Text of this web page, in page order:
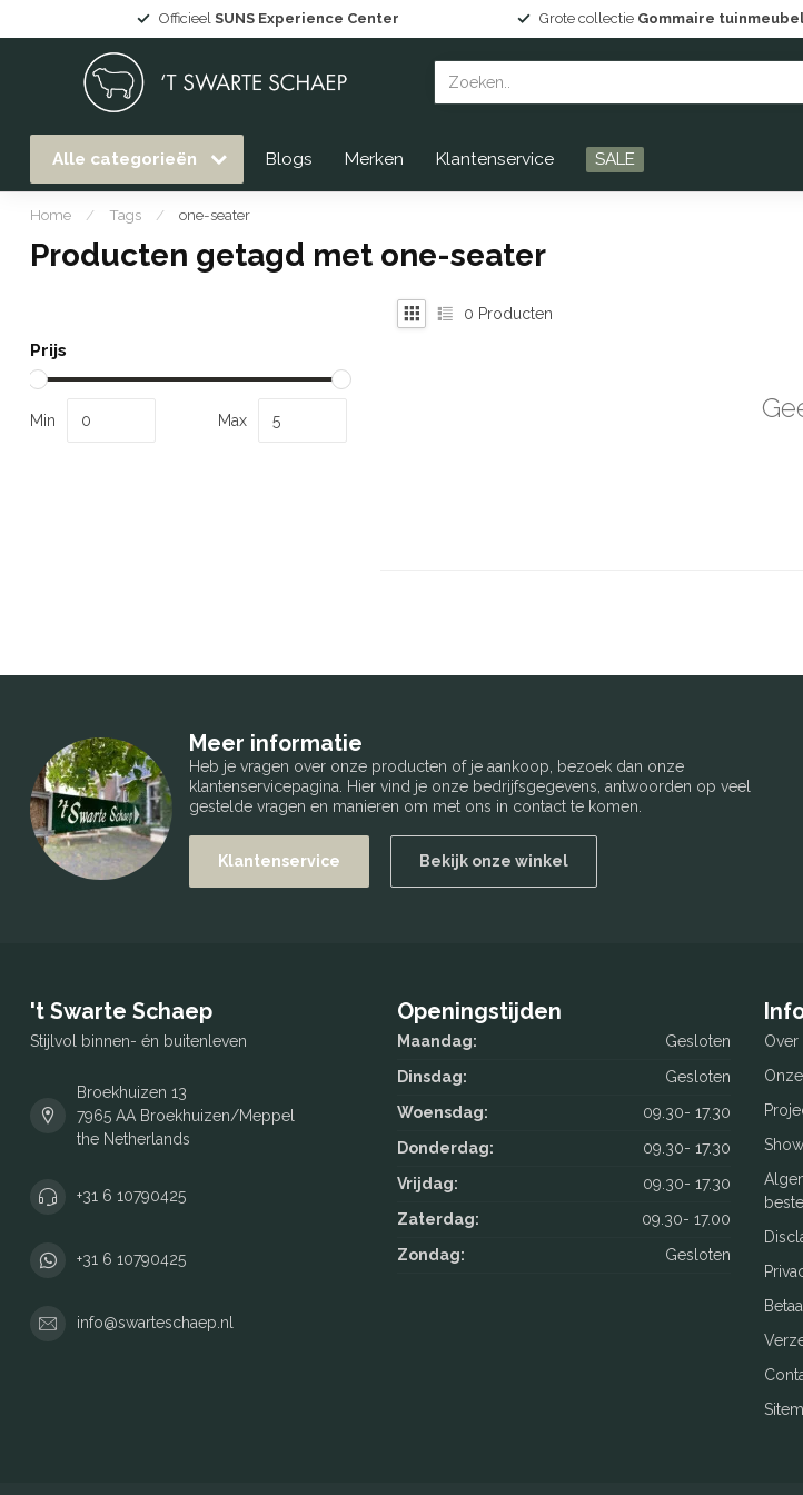
Officieel SUNS Experience Center Grote collectie Gommaire
Alle categorieën Blogs Merken Klantenservice SALE
Home / Tags / one-seater
Producten getagd met one-seater
Prijs
Min Max
0 Producten
Meer informatie
Heb je vragen over onze producten of je aankoop, bezoek dan onze
klantenservicepagina. Hier vind je onze bedrijfsgegevens, antwoorden op veel
gestelde vragen en manieren om met ons in contact te komen.
Klantenservice Bekijk onze winkel
't Swarte Schaep
Stijlvol binnen- én buitenleven
Broekhuizen 13
7965 AA Broekhuizen/Meppel
the Netherlands
+31 6 10790425
+31 6 10790425
info@swarteschaep.nl
Openingstijden
Maandag:
Gesloten
Dinsdag:
Gesloten
Woensdag:
09.30- 17.30
Donderdag:
09.30- 17.30
Vrijdag:
09.30- 17.30
Zaterdag:
09.30- 17.00
Zondag:
Gesloten
Over